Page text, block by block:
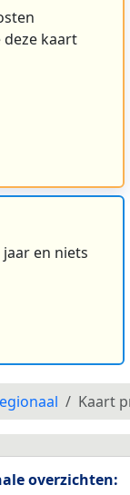
deze kaart
en niets
Kaart
overzichten: